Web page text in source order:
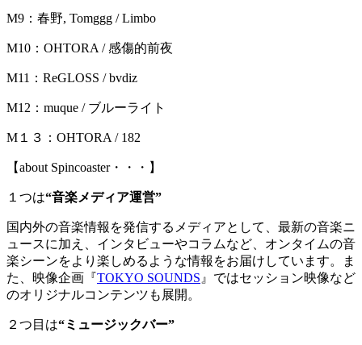
M9：春野, Tomggg / Limbo
M10：OHTORA / 感傷的前夜
M11：ReGLOSS / bvdiz
M12：muque / ブルーライト
M１３：OHTORA / 182
【about Spincoaster・・・】
１つは“音楽メディア運営”
国内外の音楽情報を発信するメディアとして、最新の音楽ニ
ュースに加え、インタビューやコラムなど、オンタイムの音
楽シーンをより楽しめるような情報をお届けしています。ま
た、映像企画『TOKYO SOUNDS 』ではセッション映像など
のオリジナルコンテンツも展開。
２つ目は“ミュージックバー”